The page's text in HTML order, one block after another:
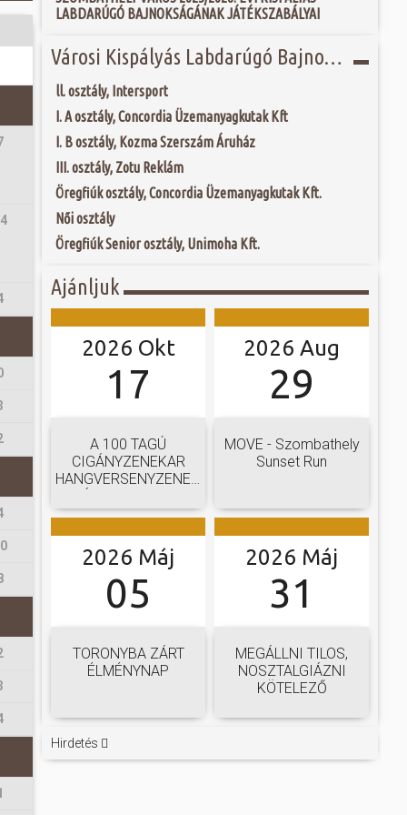
Év óta
Európa egyik
Római
templomuk
egyben
a
játékkal és
a lépést a
LABDARÚGÓ BAJNOKSÁGÁNAK JÁTÉKSZABÁLYAI
Városi Kispályás Labdarúgó Bajnokság 2019.
ll. osztály, Intersport
I. A osztály, Concordia Üzemanyagkutak Kft
I. B osztály, Kozma Szerszám Áruház
III. osztály, Zotu Reklám
Öregfiúk osztály, Concordia Üzemanyagkutak Kft.
Női osztály
Öregfiúk Senior osztály, Unimoha Kft.
Ajánljuk
2026 Okt
17
A 100 TAGÚ
CIGÁNYZENEKAR
HANGVERSENYZENEKARI
2026 Aug
29
MOVE - Szombathely
Sunset Run
2026 Máj
05
TORONYBA ZÁRT
ÉLMÉNYNAP
2026 Máj
31
MEGÁLLNI TILOS,
NOSZTALGIÁZNI
KÖTELEZŐ
Hirdetés